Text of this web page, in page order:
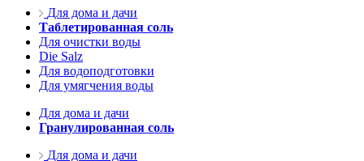
Для дома и дачи
Таблетированная соль
Для очистки воды
Die Salz
Для водоподготовки
Для умягчения воды
Для дома и дачи
Гранулированная соль
Для дома и дачи